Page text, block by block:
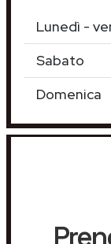
Lunedì -
Sabato
Domenica